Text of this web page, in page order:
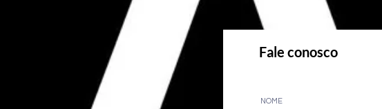
Fale conosco
NOME